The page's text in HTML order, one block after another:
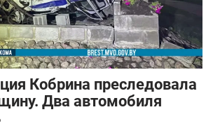
Кобрина преследовала
Два автомобиля